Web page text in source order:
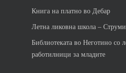
Книга на платно во Дебар
Летна ликовна школа –
Библиотеката во Неготино со
работилници за младите